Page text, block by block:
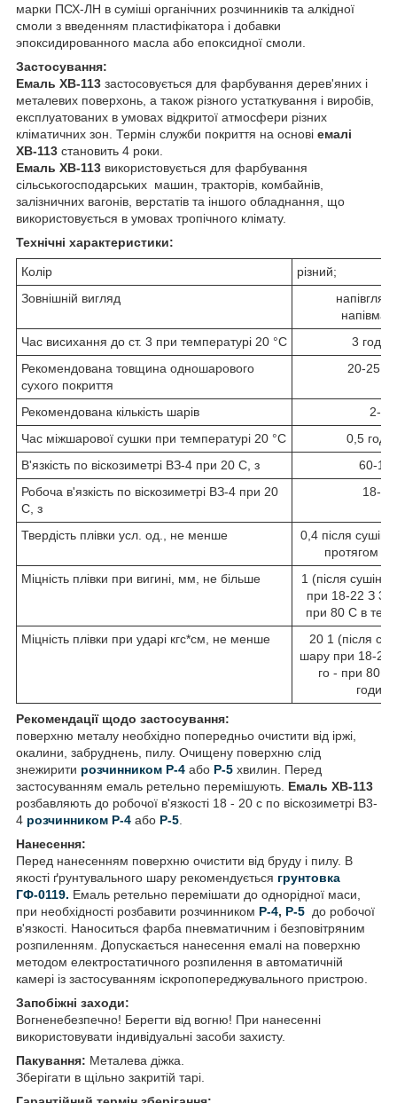
марки ПСХ-ЛН в суміші органічних розчинників та алкідної
смоли з введенням пластифікатора і добавки
эпоксидированного масла або епоксидної смоли.
Застосування:
Емаль ХВ-113 застосовується для фарбування дерев'яних і
металевих поверхонь, а також різного устаткування і виробів,
експлуатованих в умовах відкритої атмосфери різних
кліматичних зон. Термін служби покриття на основі емалі
ХВ-113 становить 4 роки.
Емаль ХВ-113 використовується для фарбування
сільськогосподарських машин, тракторів, комбайнів,
залізничних вагонів, верстатів та іншого обладнання, що
використовується в умовах тропічного клімату.
Технічні характеристики:
Колір
різний;
Зовнішній вигляд
Час висихання до ст. 3 при температурі 20 °C
3
Рекомендована товщина одношарового
сухого покриття
20-25
Рекомендована кількість шарів
2-3
Час міжшарової сушки при температурі 20 °C
0,5
В'язкість по віскозиметрі ВЗ-4 при 20 С, з
60-110
Робоча в'язкість по віскозиметрі ВЗ-4 при 20
С, з
18-20
Твердість плівки усл. од., не менше
0,4 після
протягом 1
Міцність плівки при вигині, мм, не більше
1 (після
при 18-22 З 30
при 80 С в теч.
Міцність плівки при ударі кгс*см, не менше
20 1 (після
шару при 18-22
го - при 80 С
Рекомендації щодо застосування:
поверхню металу необхідно попередньо очистити від іржі,
окалини, забруднень, пилу. Очищену поверхню слід
знежирити розчинником Р-4 або P-5 хвилин. Перед
застосуванням емаль ретельно перемішують. Емаль ХВ-113
розбавляють до робочої в'язкості 18 - 20 c по віскозиметрі B3-
4 розчинником Р-4 або P-5
Нанесення:
Перед нанесенням поверхню очистити від бруду і пилу. В
якості ґрунтувального шару рекомендується грунтовка
ГФ-0119. Емаль ретельно перемішати до однорідної маси,
при необхідності розбавити розчинником Р-4, Р-5 до робочої
в'язкості. Наноситься фарба пневматичним і безповітряним
розпиленням. Допускається нанесення емалі на поверхню
методом електростатичного розпилення в автоматичній
камері із застосуванням іскропопереджувального пристрою.
Запобіжні заходи:
Вогненебезпечно! Берегти від вогню! При нанесенні
використовувати індивідуальні засоби захисту.
Пакування: Металева діжка.
Зберігати в щільно закритій тарі.